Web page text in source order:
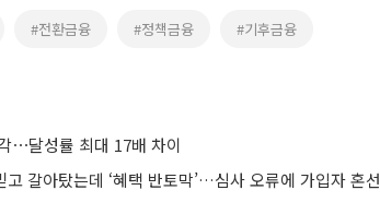
#전환금융 #정책금융 #기후금융
⋯달성률 최대 17배 차이
고 갈아탔는데 ‘혜택 반토막’…심사 오류에 가입자 혼선